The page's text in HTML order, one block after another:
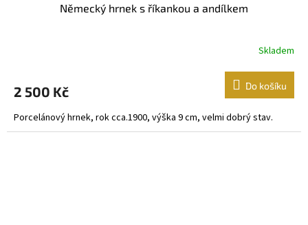
Německý hrnek s říkankou a andílkem
Skladem
2 500 Kč Do košíku
Porcelánový hrnek, rok cca.1900, výška 9 cm, velmi dobrý stav.